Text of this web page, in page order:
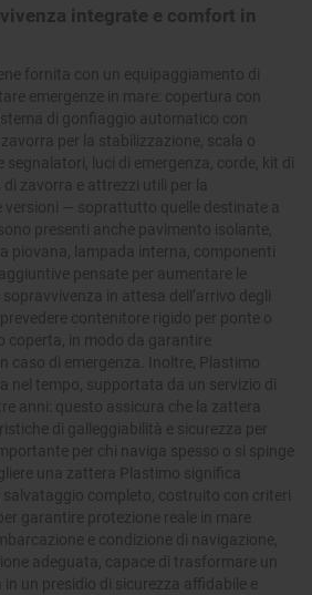
integrate e comfort in
fornita con un equipaggiamento di
emergenze in mare: copertura con
di gonfiaggio automatico con
per la stabilizzazione, scala o
luci di emergenza, corde, kit di
zavorra e attrezzi utili per la
versioni — soprattutto quelle destinate a
presenti anche pavimento isolante,
piovana, lampada interna, componenti
pensate per aumentare le
in attesa dell’arrivo degli
contenitore rigido per ponte o
coperta, in modo da garantire
caso di emergenza. Inoltre, Plastimo
nel tempo, supportata da un servizio di
anni: questo assicura che la zattera
di galleggiabilità e sicurezza per
per chi naviga spesso o si spinge
una zattera Plastimo significa
completo, costruito con criteri
garantire protezione reale in mare
e condizione di navigazione,
adeguata, capace di trasformare un
un presidio di sicurezza affidabile e